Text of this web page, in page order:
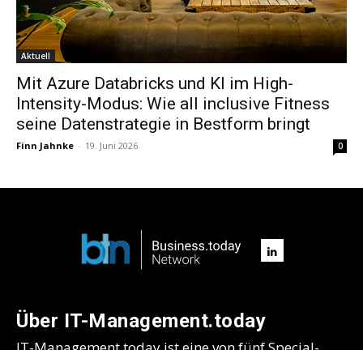
Aktuell
Mit Azure Databricks und KI im High-
Intensity-Modus: Wie all inclusive Fitness
seine Datenstrategie in Bestform bringt
Finn Jahnke - 19. Juni 2026 0
Über IT-Management.today